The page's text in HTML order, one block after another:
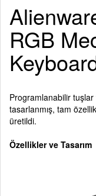
RGB
Programlanabilir
tasarlanmış, tam
üretildi.
Özellikler ve Tasarım